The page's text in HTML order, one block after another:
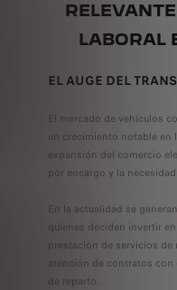
LABORAL
EL AUGE DEL
El mercado de vehículos
un crecimiento notable en
expansión del comercio
por encargo y la
En la actualidad se
quienes deciden invertir
prestación de servicios
atención de contratos con
de reparto.